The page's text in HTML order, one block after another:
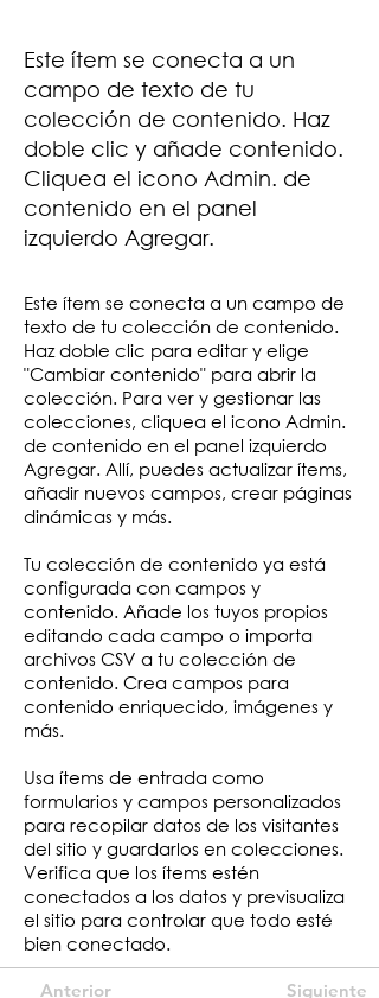
Este ítem se conecta a un
campo de texto de tu
colección de contenido. Haz
doble clic y añade contenido.
Cliquea el icono Admin. de
contenido en el panel
izquierdo Agregar.
Este ítem se conecta a un campo de
texto de tu colección de contenido.
Haz doble clic para editar y elige
"Cambiar contenido" para abrir la
colección. Para ver y gestionar las
colecciones, cliquea el icono Admin.
de contenido en el panel izquierdo
Agregar. Allí, puedes actualizar ítems,
añadir nuevos campos, crear páginas
dinámicas y más.
Tu colección de contenido ya está
configurada con campos y
contenido. Añade los tuyos propios
editando cada campo o importa
archivos CSV a tu colección de
contenido. Crea campos para
contenido enriquecido, imágenes y
más.
Usa ítems de entrada como
formularios y campos personalizados
para recopilar datos de los visitantes
del sitio y guardarlos en colecciones.
Verifica que los ítems estén
conectados a los datos y previsualiza
el sitio para controlar que todo esté
bien conectado.
Anterior Siguiente